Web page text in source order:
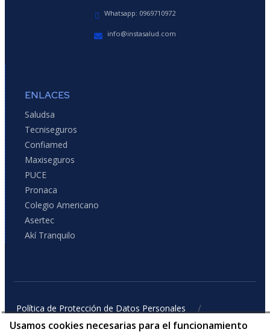
Whatsapp: 0969710972
info@instasalud.com
ENLACES
Saludsa
Tecniseguros
Confiamed
Maxiseguros
PUCE
Pronaca
Colegio Americano
Asertec
Akí Tranquilo
Política de Protección de Datos Personales /
Ejercicio de Derechos de Titulares / Política de cookies
Usamos cookies necesarias para el funcionamiento